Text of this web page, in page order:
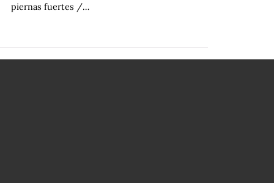
piernas fuertes /…